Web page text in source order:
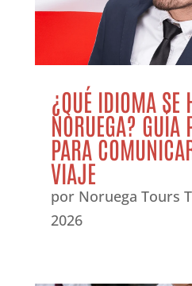
¿QUÉ IDIOMA SE
NORUEGA? GUÍA
PARA
VIAJE
por Noruega Tours
2026